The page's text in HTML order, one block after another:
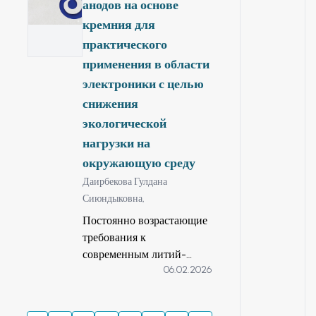
всего грузооборота и
свыше 57 %
пассажирооборота
страны приходится
дорог. При этом доля
пассажиропотока
ежегодно составляет
до 20% (около 15
млрд пкм) по
сравнению с
транспорта.
анодов на основе
кремния для
практического
применения в области
электроники с целью
снижения
экологической
нагрузки на
окружающую среду
Даирбекова Гулдана
Сиюндыковна,
Постоянно возрастающие
требования к
современным литий-
ионным аккумуляторам
06.02.2026